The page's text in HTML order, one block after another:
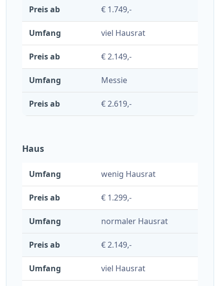
€ 1.749,-
viel Hausrat
€ 2.149,-
Messie
€ 2.619,-
Haus
wenig Hausrat
€ 1.299,-
normaler Hausrat
€ 2.149,-
viel Hausrat